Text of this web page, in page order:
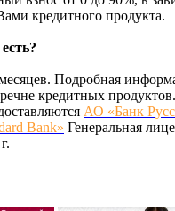
кредитного продукта.
Подробная
кредитных продуктов.
АО «Банк
Bank» Генеральная